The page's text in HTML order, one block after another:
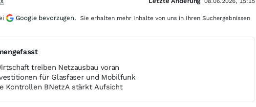
treiben Netzausbau voran
für Glasfaser und Mobilfunk
Kontrollen BNetzA stärkt Aufsicht
Google bevorzugen. Sie erhalten mehr Inhalte von uns in Ihren Suchergebnissen